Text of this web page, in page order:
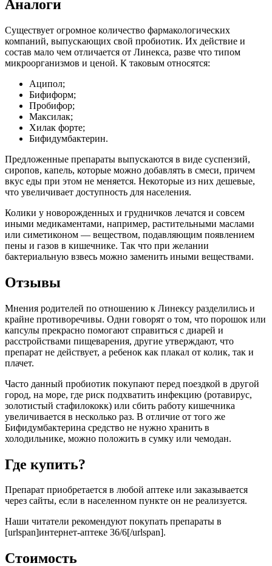
Аналоги
Существует огромное количество фармакологических
компаний, выпускающих свой пробиотик. Их действие и
состав мало чем отличается от Линекса, разве что типом
микроорганизмов и ценой. К таковым относятся:
Аципол;
Бифиформ;
Пробифор;
Максилак;
Хилак форте;
Бифидумбактерин.
Предложенные препараты выпускаются в виде суспензий,
сиропов, капель, которые можно добавлять в смеси, причем
вкус еды при этом не меняется. Некоторые из них дешевые,
что увеличивает доступность для населения.
Колики у новорожденных и грудничков лечатся и совсем
иными медикаментами, например, растительными маслами
или симетиконом — веществом, подавляющим появлением
пены и газов в кишечнике. Так что при желании
бактериальную взвесь можно заменить иными веществами.
Отзывы
Мнения родителей по отношению к Линексу разделились и
крайне противоречивы. Одни говорят о том, что порошок или
капсулы прекрасно помогают справиться с диарей и
расстройствами пищеварения, другие утверждают, что
препарат не действует, а ребенок как плакал от колик, так и
плачет.
Часто данный пробиотик покупают перед поездкой в другой
город, на море, где риск подхватить инфекцию (ротавирус,
золотистый стафилококк) или сбить работу кишечника
увеличивается в несколько раз. В отличие от того же
Бифидумбактерина средство не нужно хранить в
холодильнике, можно положить в сумку или чемодан.
Где купить?
Препарат приобретается в любой аптеке или заказывается
через сайты, если в населенном пункте он не реализуется.
Наши читатели рекомендуют покупать препараты в
[urlspan]интернет-аптеке 36/6[/urlspan].
Стоимость